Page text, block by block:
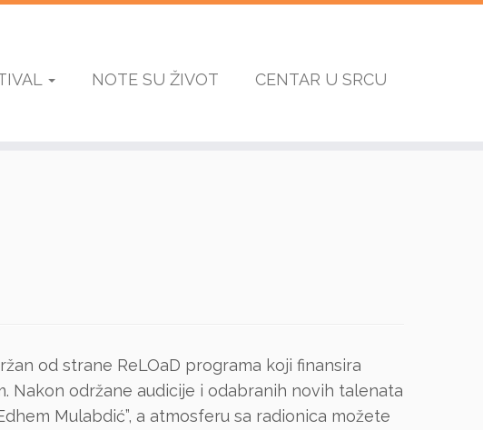
NOTE SU ŽIVOT
CENTAR U SRCU
od strane ReLOaD programa koji finansira
Nakon održane audicije i odabranih novih talenata
Mulabdić”, a atmosferu sa radionica možete